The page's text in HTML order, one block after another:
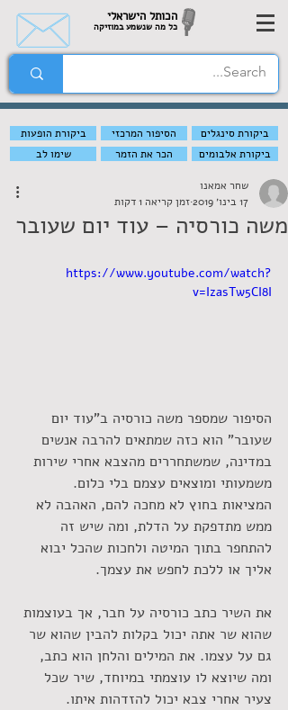
הכותל הישראלי
כל מה שנשמע במוזיקה
ביקורת הופעות הסיפור המרכזי
ביקורת סינגלים
שימו לב
הכר את הזמר ביקורת אלבומים
משה כורסיה – עוד יום שעובר
שחר אמאנו
17 בינו׳ 2019
זמן קריאה 1 דקות
https://www.youtube.com/watch?
v=IzasTw5CI8I
הסיפור שמספר משה כורסיה ב"עוד יום
שעובר" הוא כזה שמתאים להרבה אנשים
במדינה, שמשתחררים מהצבא אחרי שירות
משמעותי ומוצאים עצמם בלי כלום.
המציאות בחוץ לא מחכה להם, האהבה לא
ממש מתדפקת על הדלת, ומה שיש זה
להתחפר בתוך המיטה ולחכות שהכל יבוא
אליך או ללכת לחפש את עצמך.
את השיר כתב כורסיה על חבר, אך בעוצמות
שהוא שר אתה יכול בקלות להבין שהוא שר
גם על עצמו. את המילים והלחן הוא כתב,
ומה שיוצא לו עוצמתי במיוחד, שיר שכל
צעיר אחרי צבא יכול להזדהות איתו.